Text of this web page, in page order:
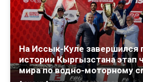
На Иссык-Куле завершился
истории Кыргызстана этап
мира по водно-моторному